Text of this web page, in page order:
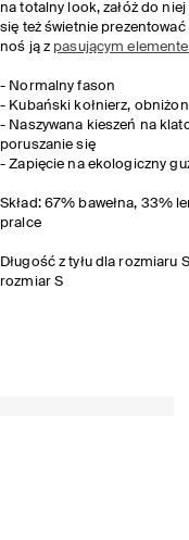
na totalny look, załóż do
się też świetnie prezentować
noś ją z pasującym
- Normalny fason
- Kubański kołnierz,
- Naszywana kieszeń na
poruszanie się
- Zapięcie na ekologiczny
Skład: 67% bawełna, 33%
pralce
Długość z tyłu dla rozmiaru
rozmiar S